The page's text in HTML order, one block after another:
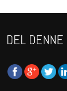
DEL DENNE